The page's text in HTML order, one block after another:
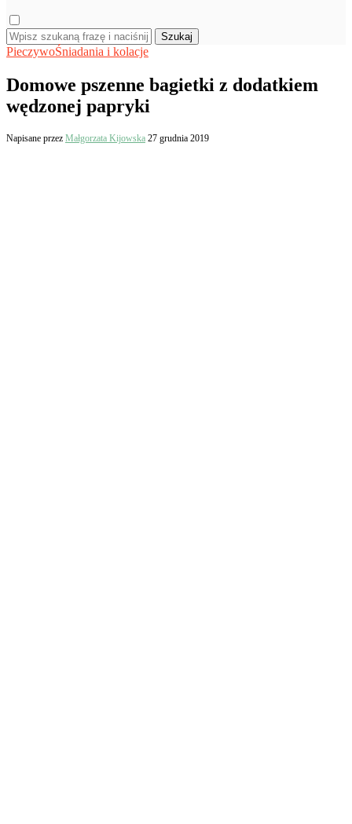
Szukaj
PieczywoŚniadania i kolacje
Domowe pszenne bagietki z dodatkiem
wędzonej papryki
Napisane przez Małgorzata Kijowska 27 grudnia 2019